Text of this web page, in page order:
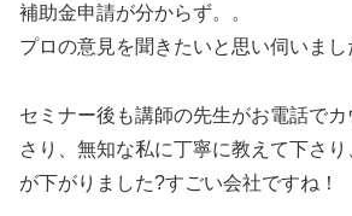
補助金申請が分からず。。
プロの意見を聞きたいと思い伺いまし
セミナー後も講師の先生がお電話で
さり、無知な私に丁寧に教えて下さ
が下がりました?すごい会社ですね！